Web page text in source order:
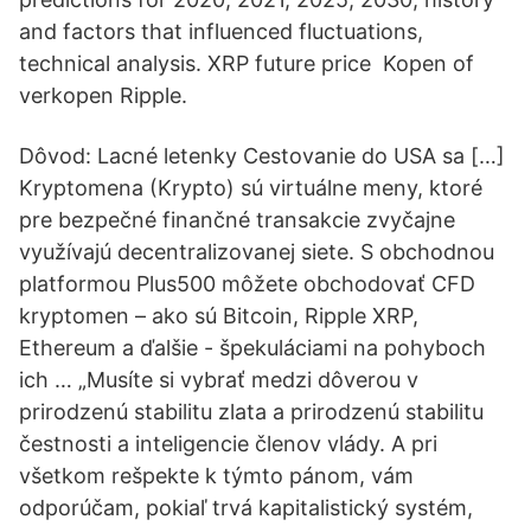
and factors that influenced fluctuations,
technical analysis. XRP future price Kopen of
verkopen Ripple.
Dôvod: Lacné letenky Cestovanie do USA sa […]
Kryptomena (Krypto) sú virtuálne meny, ktoré
pre bezpečné finančné transakcie zvyčajne
využívajú decentralizovanej siete. S obchodnou
platformou Plus500 môžete obchodovať CFD
kryptomen – ako sú Bitcoin, Ripple XRP,
Ethereum a ďalšie - špekuláciami na pohyboch
ich … „Musíte si vybrať medzi dôverou v
prirodzenú stabilitu zlata a prirodzenú stabilitu
čestnosti a inteligencie členov vlády. A pri
všetkom rešpekte k týmto pánom, vám
odporúčam, pokiaľ trvá kapitalistický systém,